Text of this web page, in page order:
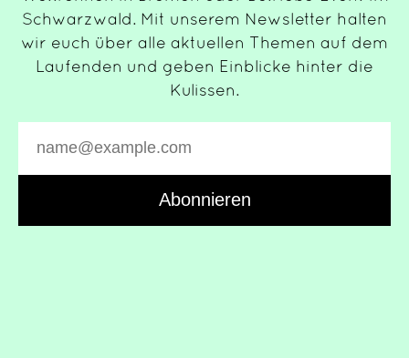
Schwarzwald. Mit unserem Newsletter halten
wir euch über alle aktuellen Themen auf dem
Laufenden und geben Einblicke hinter die
Kulissen.
Abonnieren